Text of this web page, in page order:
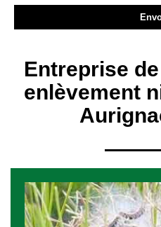
Entreprise
enlèvement